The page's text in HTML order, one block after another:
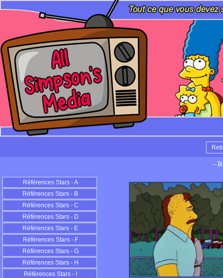
-
Références Stars - A
Références Stars - B
Références Stars - C
Références Stars - D
Références Stars - E
Références Stars - F
Références Stars - G
Références Stars - H
Références Stars - I